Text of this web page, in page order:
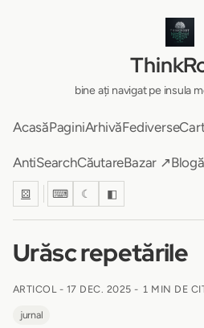
bine ați navigat pe insula
AcasăPaginiArhivăFediverse
AntiSearchCăutareBazar ↗
⚄ ⌨ ☾ ◧
Urăsc repetările
ARTICOL - 17 DEC. 2025 - 1 MIN DE
jurnal